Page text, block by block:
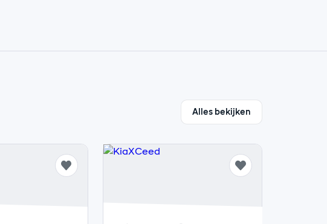
Alles bekijken